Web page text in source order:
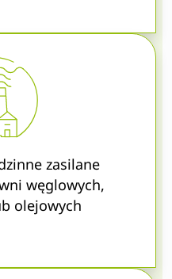
zasilane
węglowych,
olejowych